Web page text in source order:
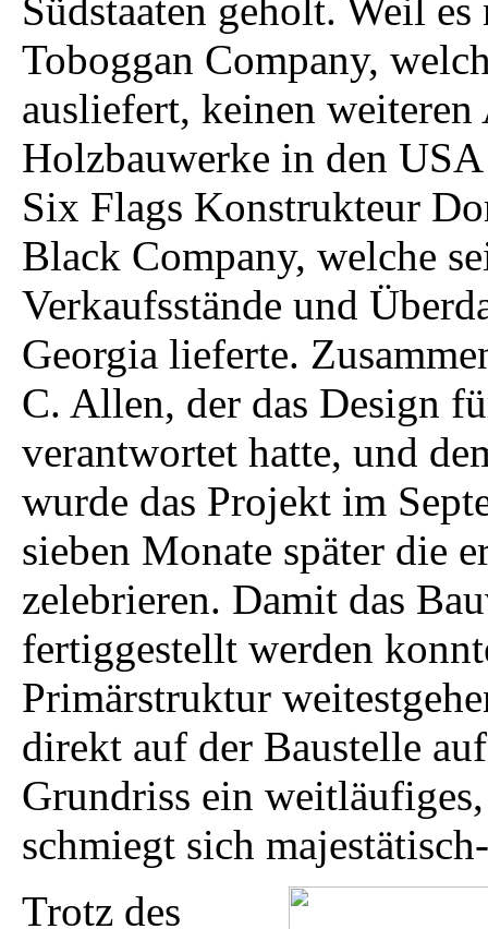
Südstaaten geholt. Weil
Toboggan Company,
ausliefert, keinen
Holzbauwerke in den
Six Flags Konstrukteur
Black Company, welche
Verkaufsstände und
Georgia lieferte.
C. Allen, der das Design
verantwortet hatte, und
wurde das Projekt im
sieben Monate später die
zelebrieren. Damit das
fertiggestellt werden
Primärstruktur
direkt auf der Baustelle
Grundriss ein
schmiegt sich
Trotz des